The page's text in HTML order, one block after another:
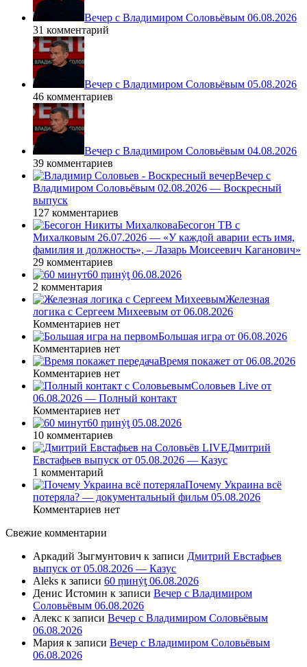
Вечер с Владимиром Соловьёвым 06.08.2026
31 комментарий
Вечер с Владимиром Соловьёвым 05.08.2026
46 комментариев
Вечер с Владимиром Соловьёвым 04.08.2026
39 комментариев
Вечер с
Владимиром Соловьёвым 02.08.2026 — Воскресный
выпуск
127 комментариев
Бесогон ТВ с
Михалковым 26.07.2026 — «У каждой аварии есть имя,
фамилия и должность», – Лазарь Моисеевич Каганович»
29 комментариев
60 ṃинẏƫ 06.08.2026
2 комментария
Железная
логика с Сергеем Михеевым от 06.08.2026
Комментариев нет
Большая игра от 06.08.2026
Комментариев нет
Время покажет от 06.08.2026
Комментариев нет
Соловьев Live от
06.08.2026 — Полный контакт
Комментариев нет
60 ṃинẏƫ 05.08.2026
10 комментариев
Дмитрий
Евстафьев выпуск от 05.08.2026 — Казус
1 комментарий
Почему Украина всё
потеряла? — документальный фильм 05.08.2026
Комментариев нет
Свежие комментарии
Аркадий Зыгмунтович к записи Дмитрий Евстафьев
выпуск от 05.08.2026 — Казус
Aleks к записи 60 ṃинẏƫ 06.08.2026
Денис Истомин к записи Вечер с Владимиром
Соловьёвым 06.08.2026
Алекс к записи Вечер с Владимиром Соловьёвым
06.08.2026
Мария к записи Вечер с Владимиром Соловьёвым
06.08.2026